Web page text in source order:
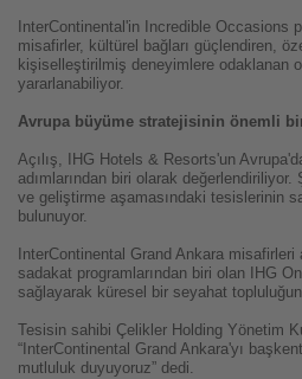
InterContinental'in Incredible Occasions
misafirler, kültürel bağları güçlendiren,
kişiselleştirilmiş deneyimlere odaklanan
yararlanabiliyor.
Avrupa büyüme stratejisinin önemli
Açılış, IHG Hotels & Resorts'un
adımlarından biri olarak
ve geliştirme aşamasındaki tesislerinin
bulunuyor.
InterContinental Grand Ankara misafirleri
sadakat programlarından biri olan IHG
sağlayarak küresel bir seyahat
Tesisin sahibi Çelikler Holding Yönetim
“InterContinental Grand Ankara'yı
mutluluk duyuyoruz” dedi.